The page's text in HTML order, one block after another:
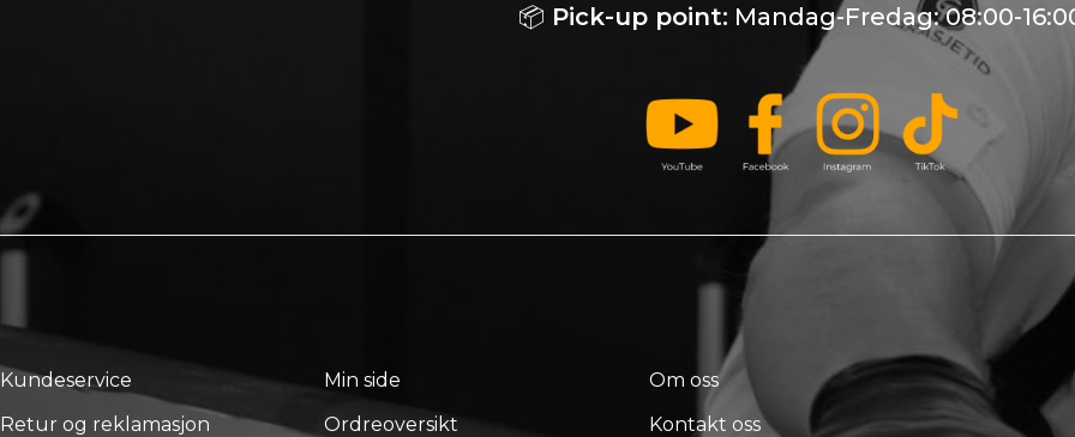
📦 Pick-up point: Mandag-Fredag: 08:00-
Kundeservice
Retur og reklamasjon
Min side
Ordreoversikt
Om oss
Kontakt oss